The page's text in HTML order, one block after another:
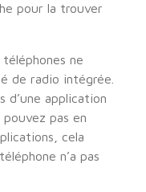
pour la trouver
ne
de radio intégrée.
d’une application
pas en
cela
n’a pas